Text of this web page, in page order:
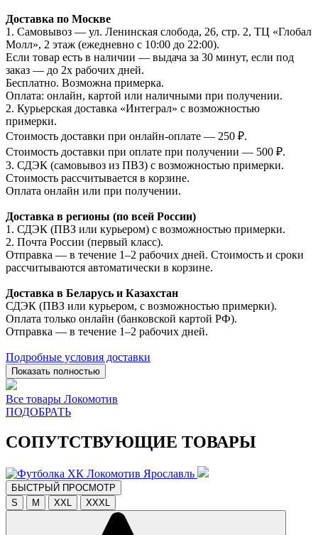
Доставка по Москве
1. Самовывоз — ул. Ленинская слобода, 26, стр. 2, ТЦ «Глобал
Молл», 2 этаж (ежедневно с 10:00 до 22:00).
Если товар есть в наличии — выдача за 30 минут, если под
заказ — до 2х рабочих дней.
Бесплатно. Возможна примерка.
Оплата: онлайн, картой или наличными при получении.
2. Курьерская доставка «Интеграл» с возможностью
примерки.
Стоимость доставки при онлайн-оплате — 250 ₽.
Стоимость доставки при оплате при получении — 500 ₽.
3. СДЭК (самовывоз из ПВЗ) с возможностью примерки.
Стоимость рассчитывается в корзине.
Оплата онлайн или при получении.
Доставка в регионы (по всей России)
1. СДЭК (ПВЗ или курьером) с возможностью примерки.
2. Почта России (первый класс).
Отправка — в течение 1–2 рабочих дней. Стоимость и сроки
рассчитываются автоматически в корзине.
Доставка в Беларусь и Казахстан
СДЭК (ПВЗ или курьером, с возможностью примерки).
Оплата только онлайн (банковской картой РФ).
Отправка — в течение 1–2 рабочих дней.
Подробные условия доставки
Показать полностью
Все товары Локомотив
ПОДОБРАТЬ
СОПУТСТВУЮЩИЕ ТОВАРЫ
БЫСТРЫЙ ПРОСМОТР
S
M XXL XXXL